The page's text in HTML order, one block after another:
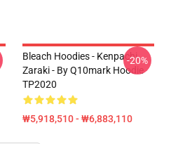
Bleach Hoodies - Kenpachi
Zaraki - By Q10mark Hoodie
TP2020
₩5,918,510 - ₩6,883,110
-20%